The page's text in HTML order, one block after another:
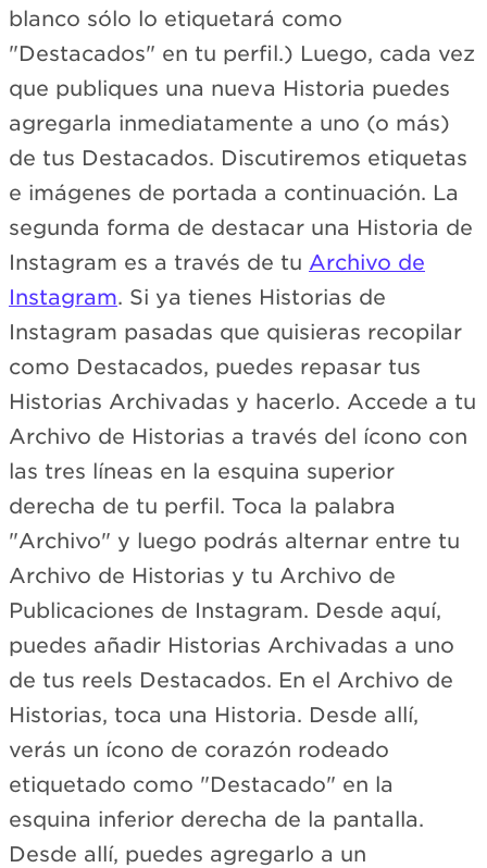
blanco sólo lo etiquetará como
"Destacados" en tu perfil.) Luego, cada vez
que publiques una nueva Historia puedes
agregarla inmediatamente a uno (o más)
de tus Destacados. Discutiremos etiquetas
e imágenes de portada a continuación. La
segunda forma de destacar una Historia de
Instagram es a través de tu Archivo de
Instagram. Si ya tienes Historias de
Instagram pasadas que quisieras recopilar
como Destacados, puedes repasar tus
Historias Archivadas y hacerlo. Accede a tu
Archivo de Historias a través del ícono con
las tres líneas en la esquina superior
derecha de tu perfil. Toca la palabra
"Archivo" y luego podrás alternar entre tu
Archivo de Historias y tu Archivo de
Publicaciones de Instagram. Desde aquí,
puedes añadir Historias Archivadas a uno
de tus reels Destacados. En el Archivo de
Historias, toca una Historia. Desde allí,
verás un ícono de corazón rodeado
etiquetado como "Destacado" en la
esquina inferior derecha de la pantalla.
Desde allí, puedes agregarlo a un